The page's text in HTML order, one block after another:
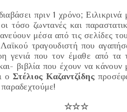
πριν 1 χρόνο;
τόσο ζωντανές και
μέσα από τις σελίδες
τραγουδιστή που
γενιά που τον έμαθε από τα
βιβλία που έχουν να
ο Στέλιος Καζαντζίδης
☆☆☆